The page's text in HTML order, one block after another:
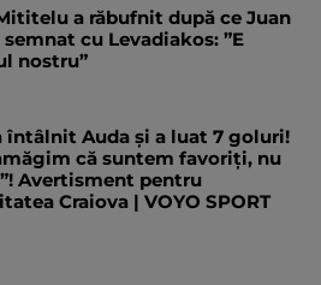
a răbufnit după ce Juan
semnat cu Levadiakos: ”E
nostru”
întâlnit Auda și a luat 7 goluri!
că suntem favoriți, nu
Avertisment pentru
Craiova | VOYO SPORT